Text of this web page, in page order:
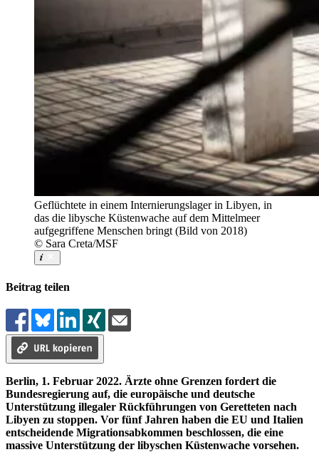
Geflüchtete in einem Internierungslager in Libyen, in
das die libysche Küstenwache auf dem Mittelmeer
aufgegriffene Menschen bringt (Bild von 2018)
© Sara Creta/MSF
Beitrag teilen
Berlin, 1. Februar 2022. Ärzte ohne Grenzen fordert die
Bundesregierung auf, die europäische und deutsche
Unterstützung illegaler Rückführungen von Geretteten nach
Libyen zu stoppen. Vor fünf Jahren haben die EU und Italien
entscheidende Migrationsabkommen beschlossen, die eine
massive Unterstützung der libyschen Küstenwache vorsehen.